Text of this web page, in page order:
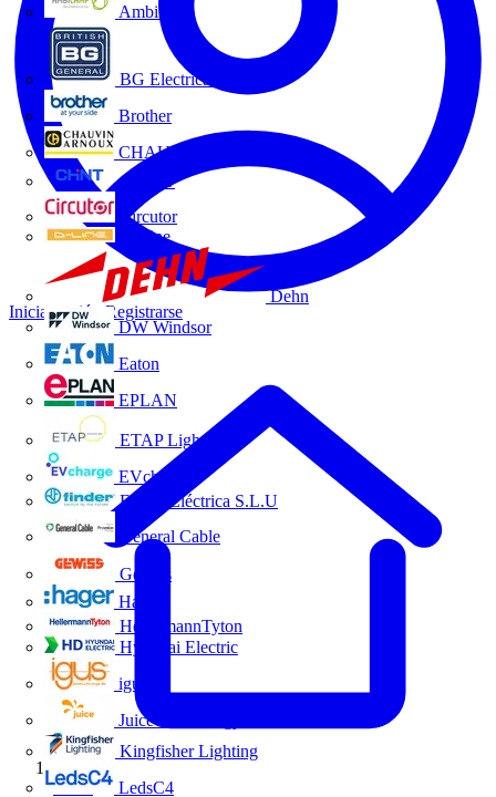
Ambilamp
BG Electrical
Brother
CHAUVIN ARNOUX
CHINT
Circutor
D-Line
Dehn
DW Windsor
Eaton
EPLAN
ETAP Lighting
EVcharge
Finder Eléctrica S.L.U
General Cable
Gewiss
Hager
HellermannTyton
Hyundai Electric
igus
Juice Technology
Kingfisher Lighting
LedsC4
Iniciar sesión Registrarse
Inicio